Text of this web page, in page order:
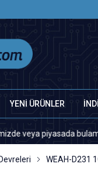
YENİ ÜRÜNLER
WEAH-D231